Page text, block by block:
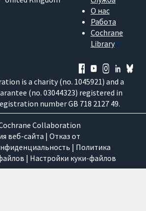
О нас
Работа
Cochrane
Library
is a charity (no. 1045921) and a
(no. 03044323) registered in
number GB 718 2127 49.
Collaboration
веб-сайта | Отказ от
| Политика
| Настройки куки-файлов